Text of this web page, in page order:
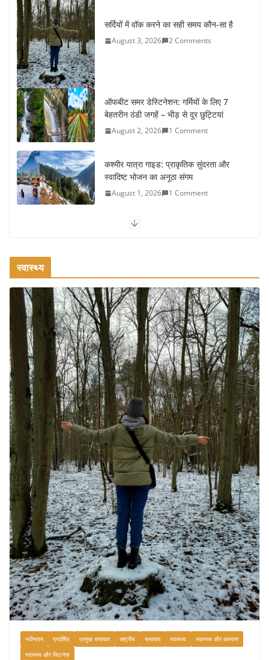
सर्दियों में वॉक करने का सही समय कौन-सा है
August 3, 2026 2 Comments
ऑफबीट समर डेस्टिनेशन: गर्मियों के लिए 7
बेहतरीन ठंडी जगहें – भीड़ से दूर छुट्टियां
August 2, 2026 1 Comment
कश्मीर यात्रा गाइड: प्राकृतिक सुंदरता और
स्वादिष्ट भोजन का अनूठा संगम
August 1, 2026 1 Comment
वजन घटाने के लिए 8 बेहतरीन वॉकिंग
रामेश्वरम यात्रा गाइड: पवित्र तीर्थ स्थल, दर्शन स्थल और पहुंच मार्ग
July 30, 2026 1 Comment
खाने के शौकीनों के लिए कश्मीर के 5 बेहतरीन
स्वादिष्ट व्यंजन
August 6, 2026 1 Comment
स्वास्थ्य
नवीनतम प्रदर्शित प्रमुख समाचार राष्ट्रीय समाचार स्वास्थ्य
स्वास्थ्य और कल्याण
स्वास्थ्य और फिटनेस